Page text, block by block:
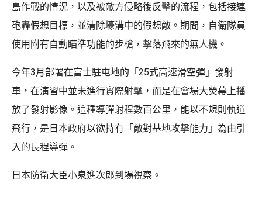
島作戰的情況，以及被敵方侵略後反擊的流程，包括接連
砲轟假想目標，並清除壕溝中的假想敵。期間，自衛隊員
使用附有自動瞄準功能的步槍，擊落飛來的無人機。
今年3月部署在富士駐屯地的「25式高速滑空彈」發射
車，在演習中並未進行實際射擊，而是在會場大熒幕上播
放了發射影像。這種導彈射程數百公里，能以不規則軌道
飛行，是日本政府以欲持有「敵對基地攻擊能力」為由引
入的長程導彈。
日本防衛大臣小泉進次郎到場視察。